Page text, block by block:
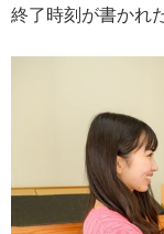
終了時刻が書かれ